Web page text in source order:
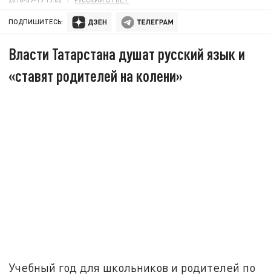
ПОДПИШИТЕСЬ:
Власти Татарстана душат русский язык и
«ставят родителей на колени»
Учебный год для школьников и родителей по